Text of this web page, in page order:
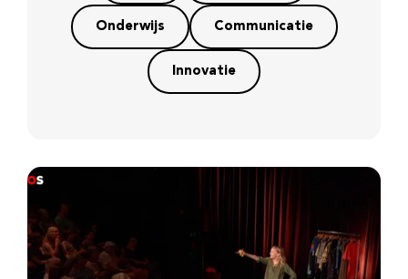
Onderwijs Communicatie
Innovatie